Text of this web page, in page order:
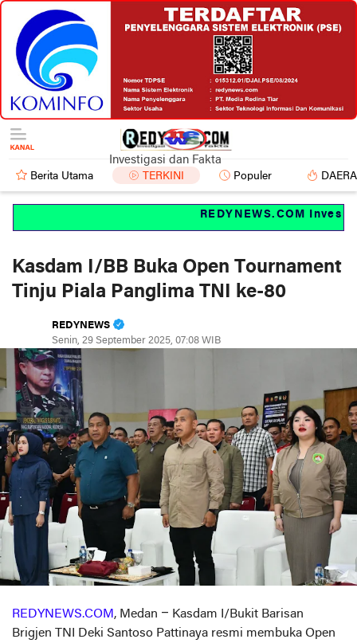
Investigasi dan Fakta
Berita Utama TERKINI Populer
REDYNEWS.COM
Kasdam I/BB Buka Open Tournament
Tinju Piala Panglima TNI ke-80
REDYNEWS
Senin, 29 September 2025, 07:08 WIB
REDYNEWS.COM , Medan – Kasdam I/Bukit Barisan
Brigjen TNI Deki Santoso Pattinaya resmi membuka Open